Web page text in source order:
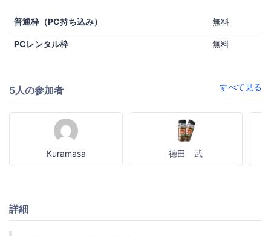
普通枠（PC持ち込み） 無料
PCレンタル枠 無料
5人の参加者 すべて見る
Kuramasa 德田 武
詳細